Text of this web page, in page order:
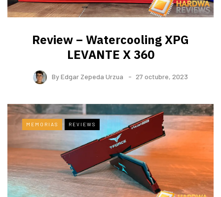
Review – Watercooling XPG
LEVANTE X 360
ByEdgar Zepeda Urzua 27 octubre, 2023
MEMORIAS REVIEWS